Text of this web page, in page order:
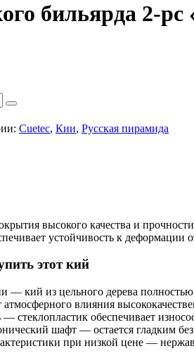
бильярда 2-
Cuetec, Кии, Русская пирамида
высокого качества и
устойчивость к
этот кий
— кий из цельного дерева
влияния
стеклопластик обеспечивает
шафт — остается гладким
при низкой цене —